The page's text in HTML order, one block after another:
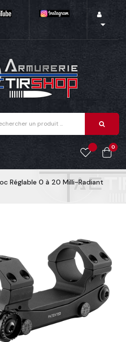

0
Réglable 0 à 20 Milli-Radiant